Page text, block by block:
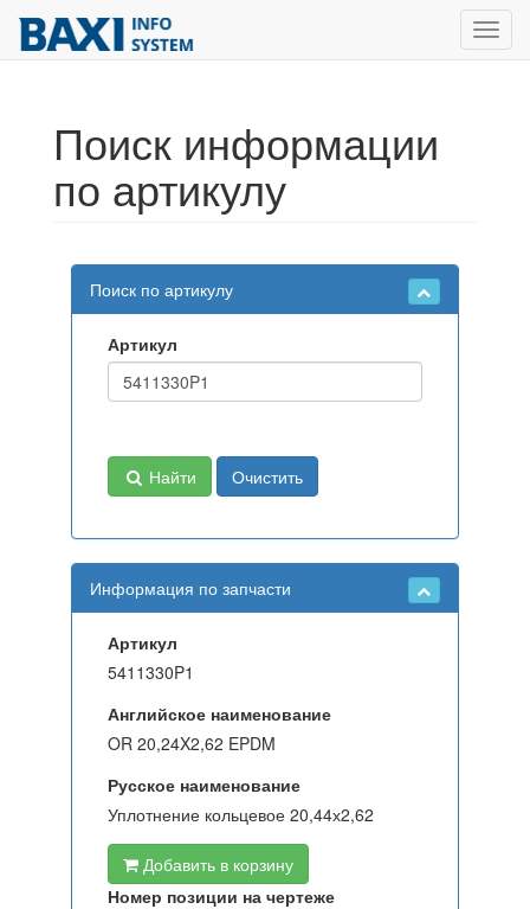
Поиск информации
по артикулу
Поиск по артикулу
Артикул
Найти Очистить
Информация по запчасти
Артикул
5411330P1
Английское наименование
OR 20,24X2,62 EPDM
Русское наименование
Уплотнение кольцевое 20,44х2,62
Добавить в корзину
Номер позиции на чертеже